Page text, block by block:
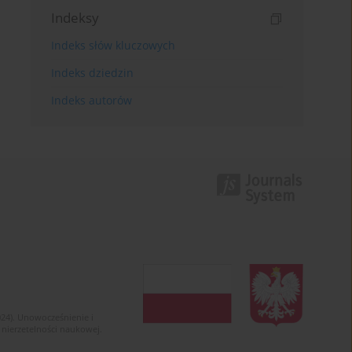
Indeksy
Indeks słów kluczowych
Indeks dziedzin
Indeks autorów